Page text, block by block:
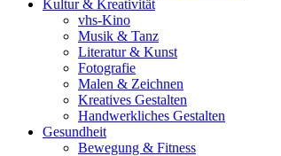
Kultur & Kreativität
vhs-Kino
Musik & Tanz
Literatur & Kunst
Fotografie
Malen & Zeichnen
Kreatives Gestalten
Handwerkliches Gestalten
Gesundheit
Bewegung & Fitness